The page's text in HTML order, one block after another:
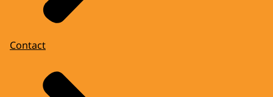
Contact